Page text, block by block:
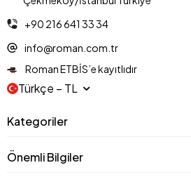
+90 216 641 33 34
info@roman.com.tr
Roman ETBİS’e kayıtlıdır
Türkçe − TL
Kategoriler
Önemli Bilgiler